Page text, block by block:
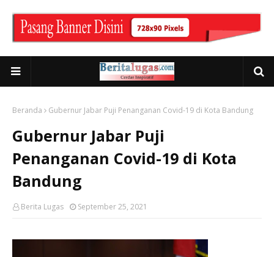
Beranda Gubernur Jabar Puji Penanganan Covid-19 di Kota Bandung
Gubernur Jabar Puji
Penanganan Covid-19 di Kota
Bandung
Berita Lugas September 25, 2021